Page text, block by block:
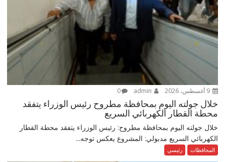
9 أغسطس، 2026 0
خلال جولته اليوم بمحافظة مطروح رئيس الوزراء يتفقد
محطة القطار الكهربائي السريع
خلال جولته اليوم بمحافظة مطروح: رئيس الوزراء يتفقد محطة القطار
الكهربائي السريع مدبولي: المشروع يعكس توجه...
المحافظات رئيسي